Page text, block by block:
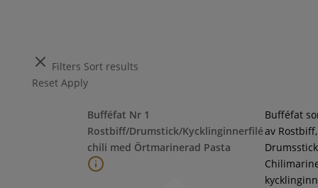
Filters Sort results
Reset Apply
Bufféfat Nr 1
Rostbiff/Drumstick/Kycklinginnerfilé
chili med Örtmarinerad Pasta
Bufféfat
av Rostbiff,